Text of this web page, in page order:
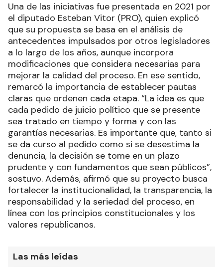
Una de las iniciativas fue presentada en 2021 por
el diputado Esteban Vitor (PRO), quien explicó
que su propuesta se basa en el análisis de
antecedentes impulsados por otros legisladores
a lo largo de los años, aunque incorpora
modificaciones que considera necesarias para
mejorar la calidad del proceso. En ese sentido,
remarcó la importancia de establecer pautas
claras que ordenen cada etapa. “La idea es que
cada pedido de juicio político que se presente
sea tratado en tiempo y forma y con las
garantías necesarias. Es importante que, tanto si
se da curso al pedido como si se desestima la
denuncia, la decisión se tome en un plazo
prudente y con fundamentos que sean públicos”,
sostuvo. Además, afirmó que su proyecto busca
fortalecer la institucionalidad, la transparencia, la
responsabilidad y la seriedad del proceso, en
línea con los principios constitucionales y los
valores republicanos.
Las más leídas